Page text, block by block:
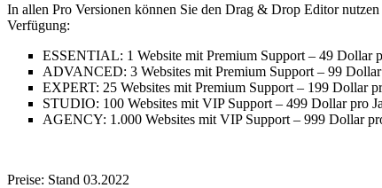
In allen Pro Versionen können Sie den Drag & Drop Editor
Verfügung:
ESSENTIAL: 1 Website mit Premium Support – 49 Dollar
ADVANCED: 3 Websites mit Premium Support – 99
EXPERT: 25 Websites mit Premium Support – 199 Dollar
STUDIO: 100 Websites mit VIP Support – 499 Dollar pro
AGENCY: 1.000 Websites mit VIP Support – 999 Dollar
Preise: Stand 03.2022